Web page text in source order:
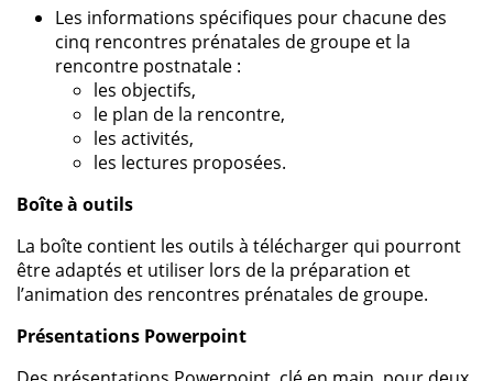
Les informations spécifiques pour chacune des
cinq rencontres prénatales de groupe et la
rencontre postnatale :
les objectifs,
le plan de la rencontre,
les activités,
les lectures proposées.
Boîte à outils
La boîte contient les outils à télécharger qui pourront
être adaptés et utiliser lors de la préparation et
l’animation des rencontres prénatales de groupe.
Présentations Powerpoint